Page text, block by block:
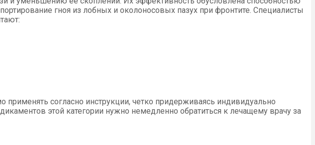
гноя из лобных и околоносовых пазух при фронтите. Специалисты
согласно инструкции, четко придерживаясь индивидуально
этой категории нужно немедленно обратиться к лечащему врачу за